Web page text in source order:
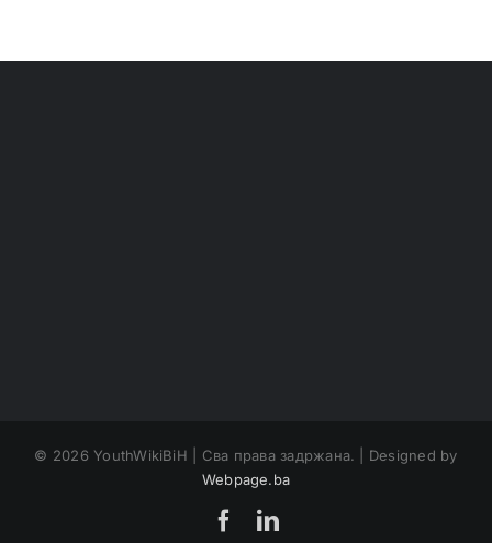
© 2026 YouthWikiBiH | Сва права задржана. | Designed by
Webpage.ba
FacebookLinkedIn